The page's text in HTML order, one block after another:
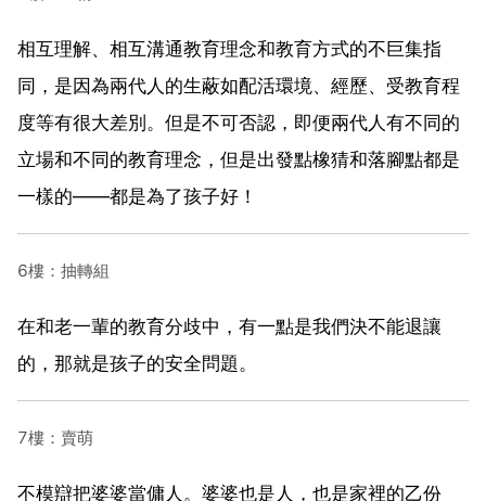
相互理解、相互溝通教育理念和教育方式的不巨集指
同，是因為兩代人的生蔽如配活環境、經歷、受教育程
度等有很大差別。但是不可否認，即便兩代人有不同的
立場和不同的教育理念，但是出發點橡猜和落腳點都是
一樣的——都是為了孩子好！
6樓：抽轉組
在和老一輩的教育分歧中，有一點是我們決不能退讓
的，那就是孩子的安全問題。
7樓：賣萌
不模辯把婆婆當傭人。婆婆也是人，也是家裡的乙份